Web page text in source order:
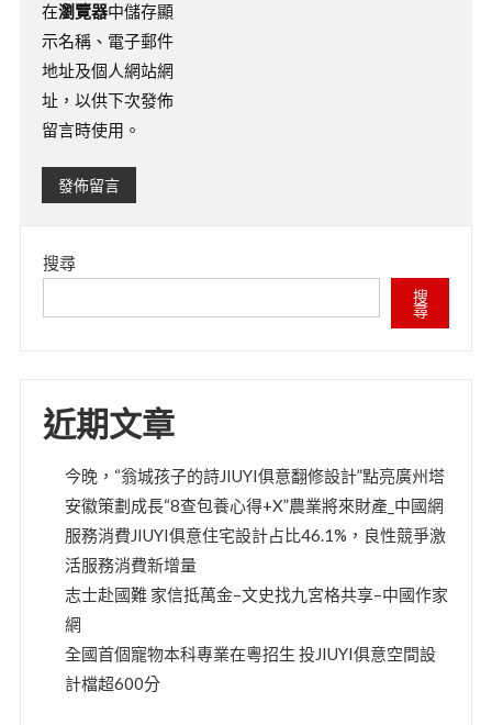
在瀏覽器中儲存顯
示名稱、電子郵件
地址及個人網站網
址，以供下次發佈
留言時使用。
搜尋
搜
尋
近期文章
今晚，“翁城孩子的詩JIUYI俱意翻修設計”點亮廣州塔
安徽策劃成長“8查包養心得+X”農業將來財產_中國網
服務消費JIUYI俱意住宅設計占比46.1%，良性競爭激
活服務消費新增量
志士赴國難 家信抵萬金–文史找九宮格共享–中國作家
網
全國首個寵物本科專業在粵招生 投JIUYI俱意空間設
計檔超600分